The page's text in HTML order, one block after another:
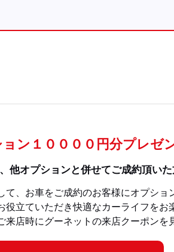
ン１００００円分プレゼ
他オプションと併せてご成約頂いた
て、お車をご成約のお客様にオプシ
役立ていただき快適なカーライフを
店時にグーネットの来店クーポンを